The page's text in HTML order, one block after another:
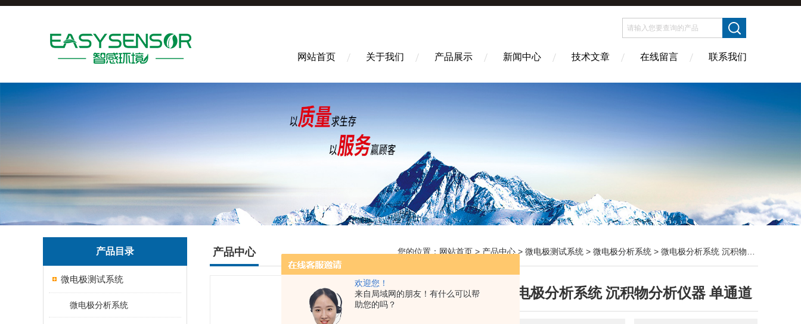
欢迎您！
来自局域网的朋友！有什么可以帮
助您的吗？
网站首页 关于我们 产品展示 新闻中心 技术文章 在线留言 联系我们
产品目录
微电极测试系统
微电极分析系统
产品中心 您的位置： 网站首页 > 产品中心 > 微电极测试系统 > 微电极分析系统 > 微电极分析系统 沉积物分析仪器 单通道
微电极分析系统 沉积物分析仪器 单通道